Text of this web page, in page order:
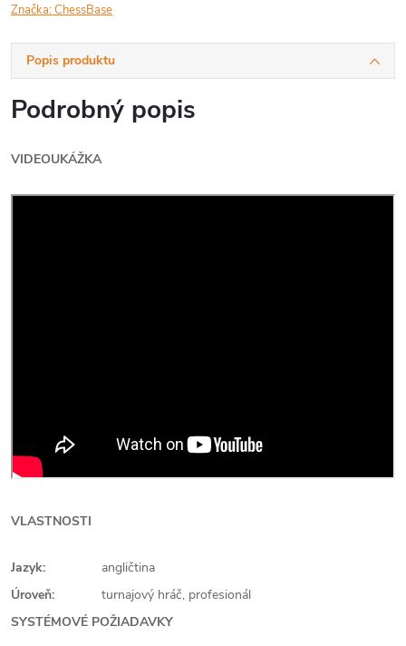
Značka:ChessBase
Popis produktu
Podrobný popis
VIDEOUKÁŽKA
VLASTNOSTI
Jazyk:
angličtina
Úroveň:
turnajový hráč, profesionál
SYSTÉMOVÉ POŽIADAVKY